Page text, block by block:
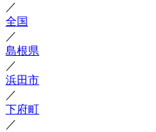
／
全国
／
島根県
／
浜田市
／
下府町
／